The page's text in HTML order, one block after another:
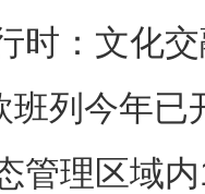
时：文化
班列今年已
管理区域